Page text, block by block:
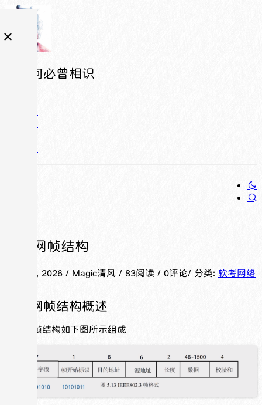
相逢何必曾相识
以太网帧结构
May 29, 2026 / Magic清风 / 83阅读 / 0评论/ 分类: 软考网络
以太网帧结构概述
以太网帧结构如下图所示组成